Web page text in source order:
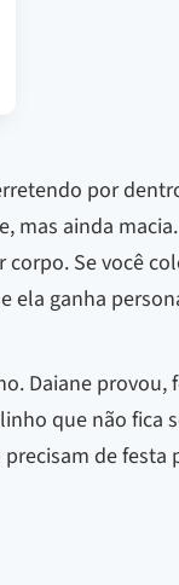
por
mas ainda
Se você
ela ganha
Daiane provou,
que não fica
de festa